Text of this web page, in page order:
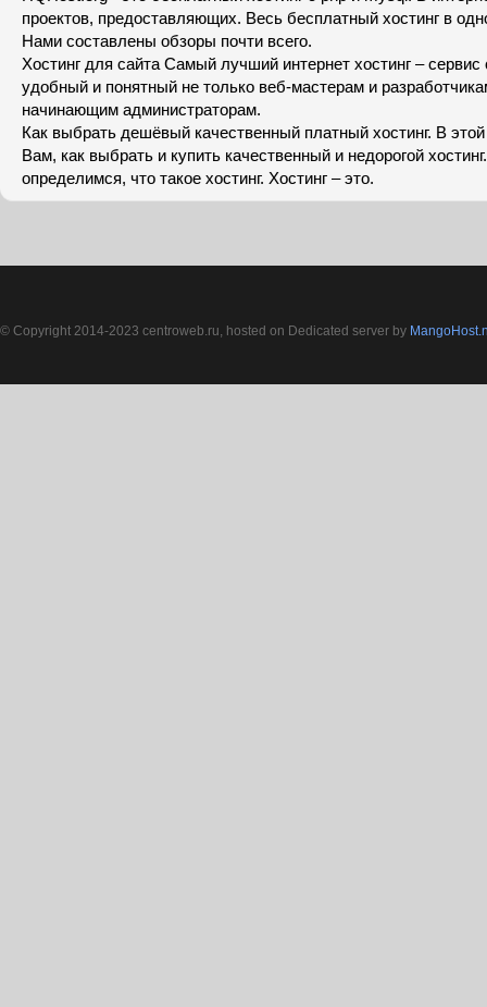
проектов, предоставляющих. Весь бесплатный хостинг в
Нами составлены обзоры почти всего.
Хостинг для сайта Самый лучший интернет хостинг –
удобный и понятный не только веб-мастерам и
начинающим администраторам.
Как выбрать дешёвый качественный платный хостинг. В
Вам, как выбрать и купить качественный и недорогой
определимся, что такое хостинг. Хостинг – это.
© Copyright 2014-2023 centroweb.ru, hosted on Dedicated server by